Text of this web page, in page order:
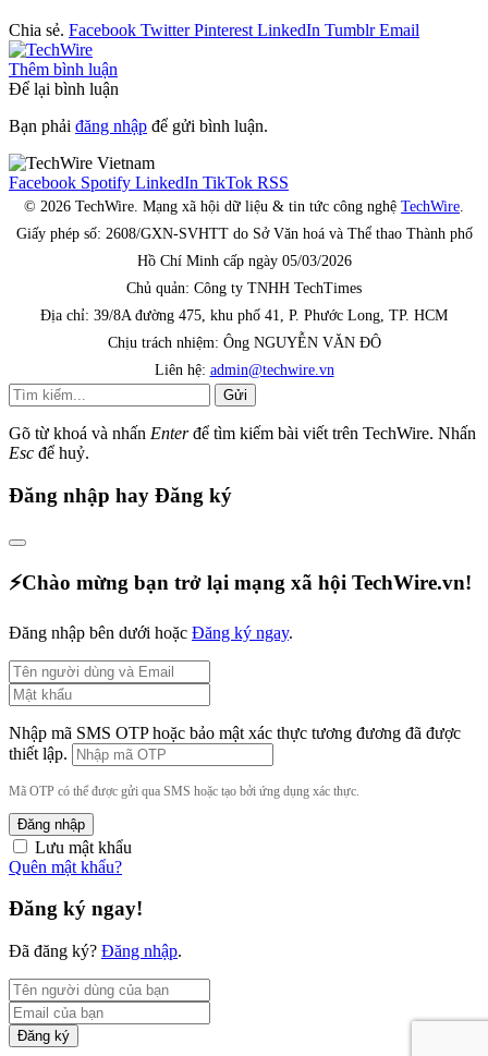
Chia sẻ. Facebook Twitter Pinterest LinkedIn Tumblr Email
Thêm bình luận
Để lại bình luận
Bạn phải đăng nhập để gửi bình luận.
Facebook Spotify LinkedIn TikTok RSS
© 2026 TechWire. Mạng xã hội dữ liệu & tin tức công nghệ TechWire
Giấy phép số: 2608/GXN-SVHTT do Sở Văn hoá và Thể thao Thành phố
Hồ Chí Minh cấp ngày 05/03/2026
Chủ quản: Công ty TNHH TechTimes
Địa chỉ: 39/8A đường 475, khu phố 41, P. Phước Long, TP. HCM
Chịu trách nhiệm: Ông NGUYỄN VĂN ĐÔ
Liên hệ: admin@techwire.vn
Gửi
Gõ từ khoá và nhấn Enterđể tìm kiếm bài viết trên TechWire. Nhấn
Esc để huỷ.
Đăng nhập hay Đăng ký
⚡️Chào mừng bạn trở lại mạng xã hội TechWire.vn!
Đăng nhập bên dưới hoặc Đăng ký ngay.
Nhập mã SMS OTP hoặc bảo mật xác thực tương đương đã được
thiết lập.
Mã OTP có thể được gửi qua SMS hoặc tạo bởi ứng dụng xác thực.
Đăng nhập
Lưu mật khẩu
Quên mật khẩu?
Đăng ký ngay!
Đã đăng ký? Đăng nhập.
Đăng ký